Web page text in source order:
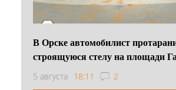
В Орске автомобилист
строящуюся стелу на площади
5 августа 18:11 2